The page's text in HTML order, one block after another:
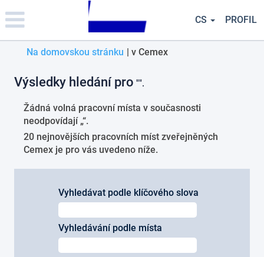
note:
This
website
includes
accessibility
system.
CS PROFIL
Na domovskou stránku | v Cemex(aktuální
Výsledky hledání pro "".
Žádná volná pracovní místa v současnosti
neodpovídají „“.
20 nejnovějších pracovních míst zveřejněných
Cemex je pro vás uvedeno níže.
Vyhledávat podle klíčového slova
Vyhledávání podle místa